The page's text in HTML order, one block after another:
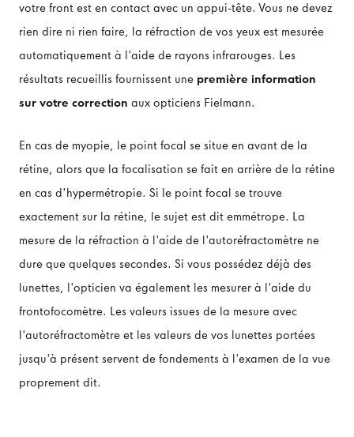
votre front est en contact avec un appui-tête. Vous ne devez
rien dire ni rien faire, la réfraction de vos yeux est mesurée
automatiquement à l'aide de rayons infrarouges. Les
résultats recueillis fournissent une première information
sur votre correction aux opticiens Fielmann.
En cas de myopie, le point focal se situe en avant de la
rétine, alors que la focalisation se fait en arrière de la rétine
en cas d'hypermétropie. Si le point focal se trouve
exactement sur la rétine, le sujet est dit emmétrope. La
mesure de la réfraction à l'aide de l'autoréfractomètre ne
dure que quelques secondes. Si vous possédez déjà des
lunettes, l'opticien va également les mesurer à l'aide du
frontofocomètre. Les valeurs issues de la mesure avec
l'autoréfractomètre et les valeurs de vos lunettes portées
jusqu'à présent servent de fondements à l'examen de la vue
proprement dit.